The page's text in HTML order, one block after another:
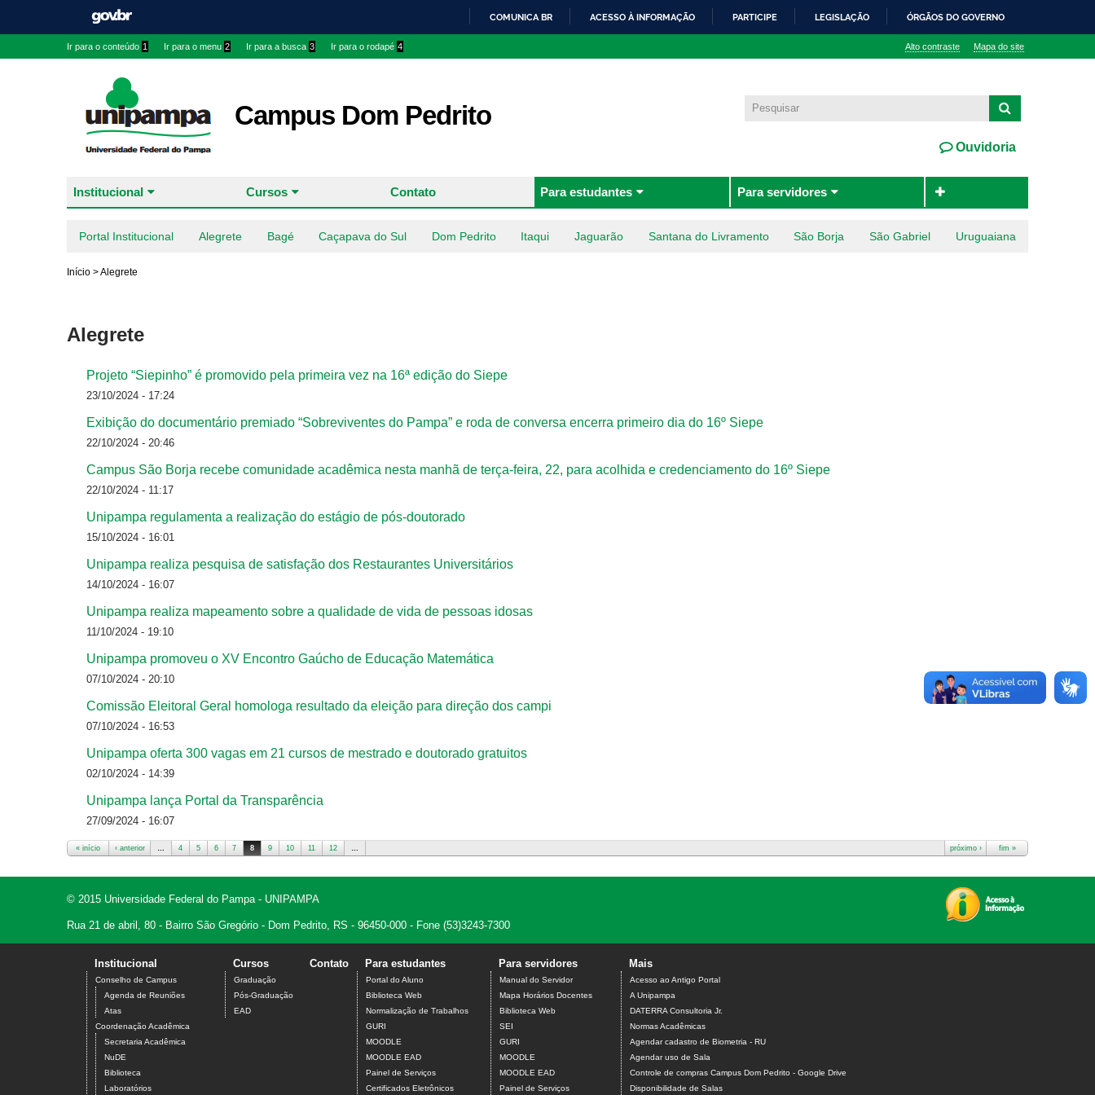
COMUNICA BR ACESSO À INFORMAÇÃO PARTICIPE LEGISLAÇÃO ÓRGÃOS DO GOVERNO
Ir para o conteúdo 1 Ir para o menu 2 Ir para a busca 3 Ir para o rodapé 4 Alto contraste Mapa do site
Campus Dom Pedrito
Ouvidoria
Institucional Cursos Contato Para estudantes Para servidores
Portal Institucional Alegrete Bagé Caçapava do Sul Dom Pedrito Itaqui Jaguarão Santana do Livramento São Borja São Gabriel Uruguaiana
Início >Alegrete
Alegrete
Projeto “Siepinho” é promovido pela primeira vez na 16ª edição do Siepe
23/10/2024 - 17:24
Exibição do documentário premiado “Sobreviventes do Pampa” e roda de conversa encerra primeiro dia do 16º Siepe
22/10/2024 - 20:46
Campus São Borja recebe comunidade acadêmica nesta manhã de terça-feira, 22, para acolhida e credenciamento do 16º Siepe
22/10/2024 - 11:17
Unipampa regulamenta a realização do estágio de pós-doutorado
15/10/2024 - 16:01
Unipampa realiza pesquisa de satisfação dos Restaurantes Universitários
14/10/2024 - 16:07
Unipampa realiza mapeamento sobre a qualidade de vida de pessoas idosas
11/10/2024 - 19:10
Unipampa promoveu o XV Encontro Gaúcho de Educação Matemática
07/10/2024 - 20:10
Comissão Eleitoral Geral homologa resultado da eleição para direção dos campi
07/10/2024 - 16:53
Unipampa oferta 300 vagas em 21 cursos de mestrado e doutorado gratuitos
02/10/2024 - 14:39
Unipampa lança Portal da Transparência
27/09/2024 - 16:07
« início ‹ anterior 4 5 6 7 8 9 10 11 12 próximo › fim »
© 2015 Universidade Federal do Pampa - UNIPAMPA
Rua 21 de abril, 80 - Bairro São Gregório - Dom Pedrito, RS - 96450-000 - Fone (53)3243-7300
Institucional
Conselho de Campus
Agenda de Reuniões
Atas
Coordenação Acadêmica
Secretaria Acadêmica
NuDE
Biblioteca
Laboratórios
Cursos
Graduação
Pós-Graduação
EAD
Contato Para estudantes
Portal do Aluno
Biblioteca Web
Normalização de Trabalhos
GURI
MOODLE
MOODLE EAD
Painel de Serviços
Certificados Eletrônicos
Para servidores
Manual do Servidor
Mapa Horários Docentes
Biblioteca Web
SEI
GURI
MOODLE
MOODLE EAD
Painel de Serviços
Mais
Acesso ao Antigo Portal
A Unipampa
DATERRA Consultoria Jr.
Normas Acadêmicas
Agendar cadastro de Biometria - RU
Agendar uso de Sala
Controle de compras Campus Dom Pedrito - Google Drive
Disponibilidade de Salas